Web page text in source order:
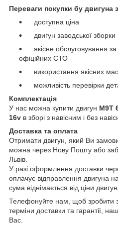
Переваги покупки бу двигуна
доступна ціна
двигун заводської
якісне обслуговування
офіційних СТО
використання якісних
можливість перевірки
Комплектація
У нас можна купити двигун M9T
16v в зборі з навісним і без
Доставка та оплата
Отримати двигун, який Ви
можна через Нову Пошту або
Львів.
У разі оформлення доставки
оплачує відправлення двигуна
сума віднімається від ціни
Телефонуйте нам, щоб зробити
терміни доставки та гарантії,
Вас.